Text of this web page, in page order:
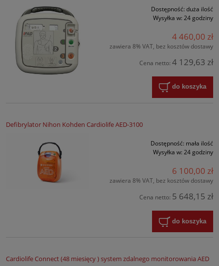
Dostępność: duża ilość
Wysyłka w: 24 godziny
4 460,00 zł
zawiera 8% VAT, bez kosztów dostawy
Cena netto: 4 129,63 zł
do koszyka
Defibrylator Nihon Kohden Cardiolife AED-3100
Dostępność: mała ilość
Wysyłka w: 24 godziny
6 100,00 zł
zawiera 8% VAT, bez kosztów dostawy
Cena netto: 5 648,15 zł
do koszyka
Cardiolife Connect (48 miesięcy ) system zdalnego monitorowania AED